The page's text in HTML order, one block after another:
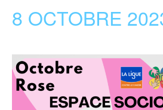
8 OCTOBRE